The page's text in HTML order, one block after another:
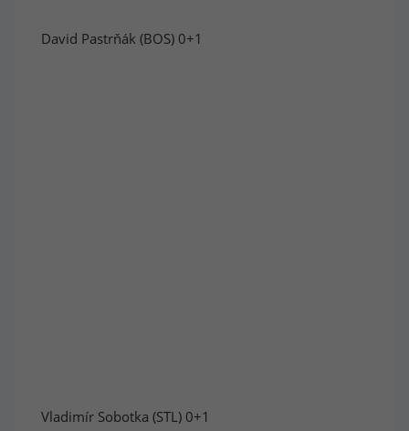
David Pastrňák (BOS) 0+1
Vladimír Sobotka (STL) 0+1